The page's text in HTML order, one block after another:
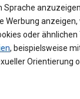
Sprache
Werbung
oder
, beispielsweise
Orientierung